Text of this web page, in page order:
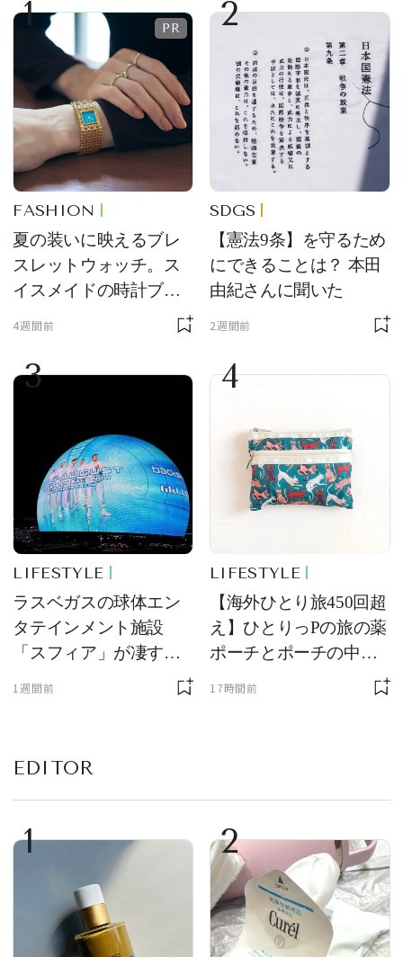
1
FASHION
夏の装いに映えるブレ
スレットウォッチ。ス
イスメイドの時計ブラ
ンド【フレデリック・
をレビュー。【それい
け！ 良品ハンター】
4週間前
2
SDGS
【憲法9条】を守るため
にできることは？ 本田
由紀さんに聞いた
2週間前
3
LIFESTYLE
ラスベガスの球体エン
タテインメント施設
「スフィア」が凄すぎ
た！ ひとりっPが大後
1週間前
4
LIFESTYLE
【海外ひとり旅450回超
え】ひとりっPの旅の薬
ポーチとポーチの中身
を初公開！ 本当に使え
17時間前
EDITOR
1 2